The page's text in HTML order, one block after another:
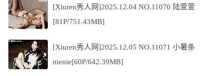
[Xiuren秀人网]2025.12.04 NO.11070 陆萱萱
[81P/751.43MB]
[Xiuren秀人网]2025.12.05 NO.11071 小薯条
nienie[60P/642.39MB]